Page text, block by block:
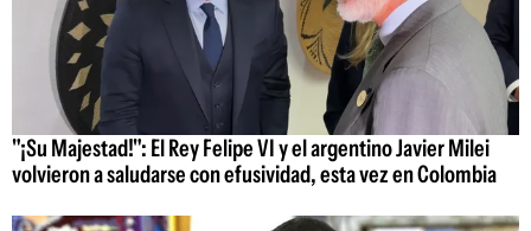
"¡Su Majestad!": El Rey Felipe VI y el argentino Javier Milei
volvieron a saludarse con efusividad, esta vez en Colombia